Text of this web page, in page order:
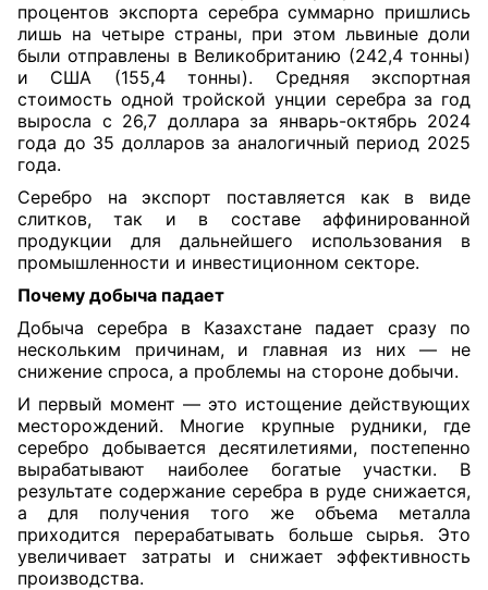
процентов экспорта серебра суммарно пришлись
лишь на четыре страны, при этом львиные доли
были отправлены в Великобританию (242,4 тонны)
и США (155,4 тонны). Средняя экспортная
стоимость одной тройской унции серебра за год
выросла с 26,7 доллара за январь-октябрь 2024
года до 35 долларов за аналогичный период 2025
года.
Серебро на экспорт поставляется как в виде
слитков, так и в составе аффинированной
продукции для дальнейшего использования в
промышленности и инвестиционном секторе.
Почему добыча падает
Добыча серебра в Казахстане падает сразу по
нескольким причинам, и главная из них — не
снижение спроса, а проблемы на стороне добычи.
И первый момент — это истощение действующих
месторождений. Многие крупные рудники, где
серебро добывается десятилетиями, постепенно
вырабатывают наиболее богатые участки. В
результате содержание серебра в руде снижается,
а для получения того же объема металла
приходится перерабатывать больше сырья. Это
увеличивает затраты и снижает эффективность
производства.